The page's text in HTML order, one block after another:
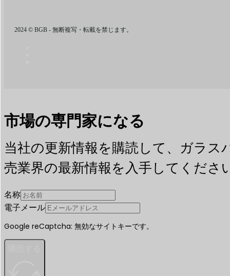
2024 © BGB - 無断複写・転載を禁じます。
市場の専門家になる
当社の更新情報を購読して、ガラス
売業界の最新情報を入手してくださ
名称
電子メール
Google reCaptcha: 無効なサイトキーです。